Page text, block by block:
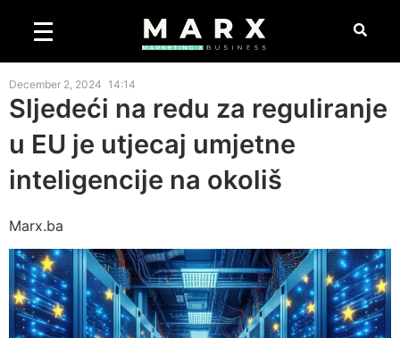
December 2, 2024 14:14
Sljedeći na redu za reguliranje
u EU je utjecaj umjetne
inteligencije na okoliš
Marx.ba